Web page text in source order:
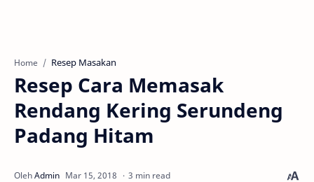
Home Resep Masakan
Resep Cara Memasak
Rendang Kering Serundeng
Padang Hitam
3 min read